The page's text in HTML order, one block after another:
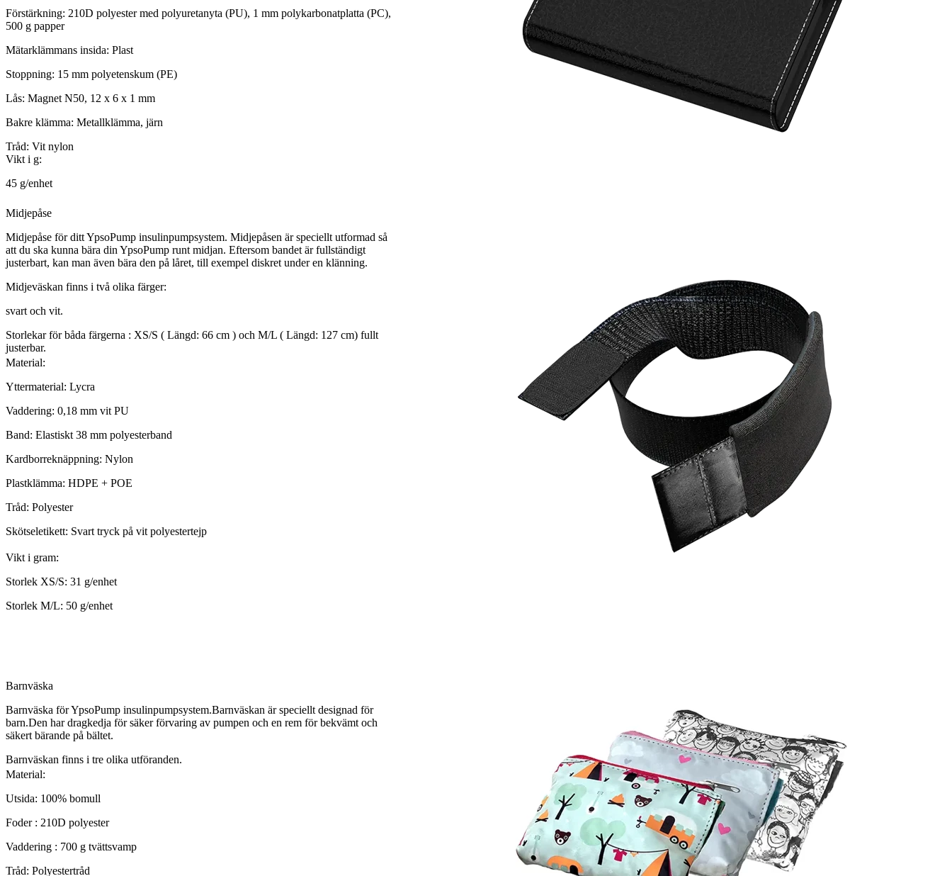
Förstärkning: 210D polyester med polyuretanyta (PU), 1 mm polykarbonatplatta (PC),
500 g papper
Mätarklämmans insida: Plast
Stoppning: 15 mm polyetenskum (PE)
Lås: Magnet N50, 12 x 6 x 1 mm
Bakre klämma: Metallklämma, järn
Tråd: Vit nylon
Vikt i g:
45 g/enhet
Midjepåse
Midjepåse för ditt YpsoPump insulinpumpsystem. Midjepåsen är speciellt utformad så
att du ska kunna bära din YpsoPump runt midjan. Eftersom bandet är fullständigt
justerbart, kan man även bära den på låret, till exempel diskret under en klänning.
Midjeväskan finns i två olika färger:
svart och vit.
Storlekar för båda färgerna : XS/S ( Längd: 66 cm ) och M/L ( Längd: 127 cm) fullt
justerbar.
Material:
Yttermaterial: Lycra
Vaddering: 0,18 mm vit PU
Band: Elastiskt 38 mm polyesterband
Kardborreknäppning: Nylon
Plastklämma: HDPE + POE
Tråd: Polyester
Skötseletikett: Svart tryck på vit polyestertejp
Vikt i gram:
Storlek XS/S: 31 g/enhet
Storlek M/L: 50 g/enhet
Barnväska
Barnväska för YpsoPump insulinpumpsystem.Barnväskan är speciellt designad för
barn.Den har dragkedja för säker förvaring av pumpen och en rem för bekvämt och
säkert bärande på bältet.
Barnväskan finns i tre olika utföranden.
Material:
Utsida: 100% bomull
Foder : 210D polyester
Vaddering : 700 g tvättsvamp
Tråd: Polyestertråd